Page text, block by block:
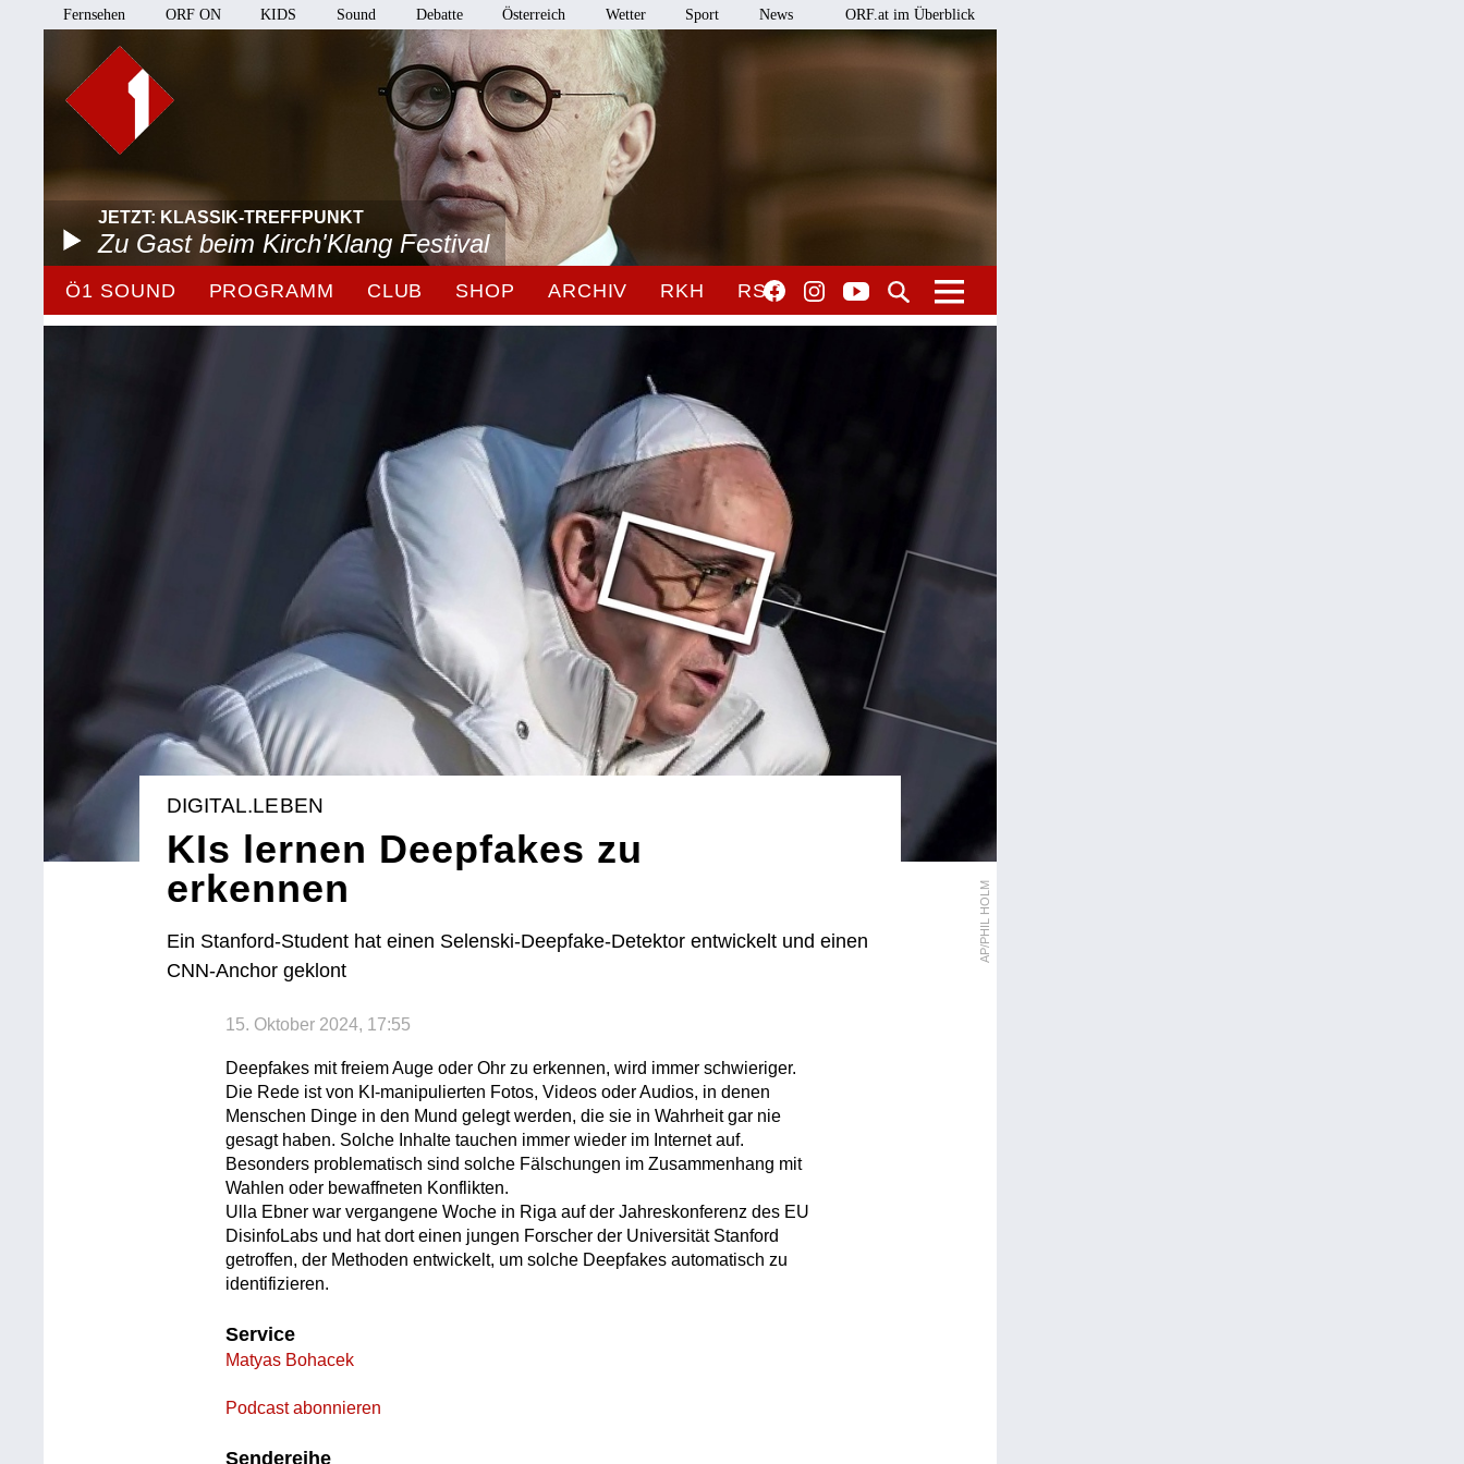
Fernsehen ORF ON KIDS Sound Debatte Österreich Wetter Sport News ORF.at im Überblick
JETZT: KLASSIK-TREFFPUNKT
Zu Gast beim Kirch'Klang Festival
Ö1 SOUND PROGRAMM CLUB SHOP ARCHIV RKH RSO
AP/PHIL HOLM
DIGITAL.LEBEN
KIs lernen Deepfakes zu
erkennen
Ein Stanford-Student hat einen Selenski-Deepfake-Detektor entwickelt und einen
CNN-Anchor geklont
15. Oktober 2024, 17:55
Deepfakes mit freiem Auge oder Ohr zu erkennen, wird immer schwieriger.
Die Rede ist von KI-manipulierten Fotos, Videos oder Audios, in denen
Menschen Dinge in den Mund gelegt werden, die sie in Wahrheit gar nie
gesagt haben. Solche Inhalte tauchen immer wieder im Internet auf.
Besonders problematisch sind solche Fälschungen im Zusammenhang mit
Wahlen oder bewaffneten Konflikten.
Ulla Ebner war vergangene Woche in Riga auf der Jahreskonferenz des EU
DisinfoLabs und hat dort einen jungen Forscher der Universität Stanford
getroffen, der Methoden entwickelt, um solche Deepfakes automatisch zu
identifizieren.
Service
Matyas Bohacek
Podcast abonnieren
Sendereihe